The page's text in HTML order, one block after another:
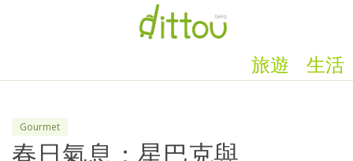
生活
旅遊
Gourmet
春日氣息：星巴克與